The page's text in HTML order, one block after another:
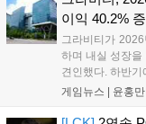
이익 40.2%
그라비티가
하며 내실 성장을
견인했다. 하반
시작으로 9월 3일
이’ 출시가 예정
게임뉴스 | 윤홍만